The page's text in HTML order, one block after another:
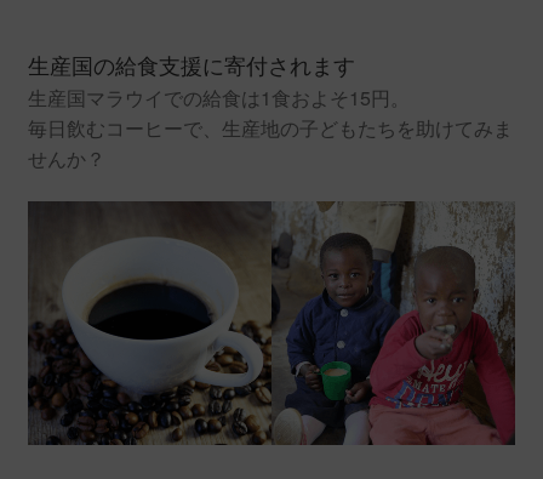
生産国の給食支援に寄付されます
生産国マラウイでの給食は1食およそ15円。
毎日飲むコーヒーで、生産地の子どもたちを助けてみま
せんか？